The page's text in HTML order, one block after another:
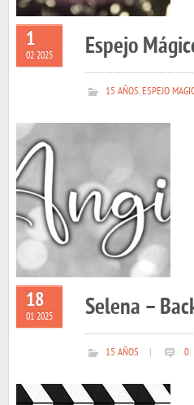
1
02 2025 Espejo
15 AÑOS,ESPEJO
18
01 2025 Selena –
15 AÑOS 0